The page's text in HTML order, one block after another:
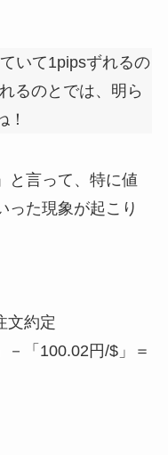
いて1pipsずれるの
るのとでは、明ら
！
と言って、特に値
った現象が起こり
文約定
－「100.02円/$」＝